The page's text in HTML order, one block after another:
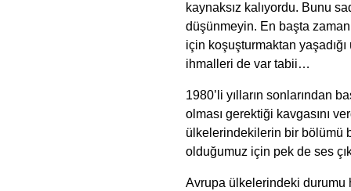
kaynaksız kalıyordu. Bunu
düşünmeyin. En başta
için koşuşturmaktan
ihmalleri de var tabii…
1980’li yılların sonlarından
olması gerektiği kavgasını
ülkelerindekilerin bir bölümü
olduğumuz için pek de ses
Avrupa ülkelerindeki durumu